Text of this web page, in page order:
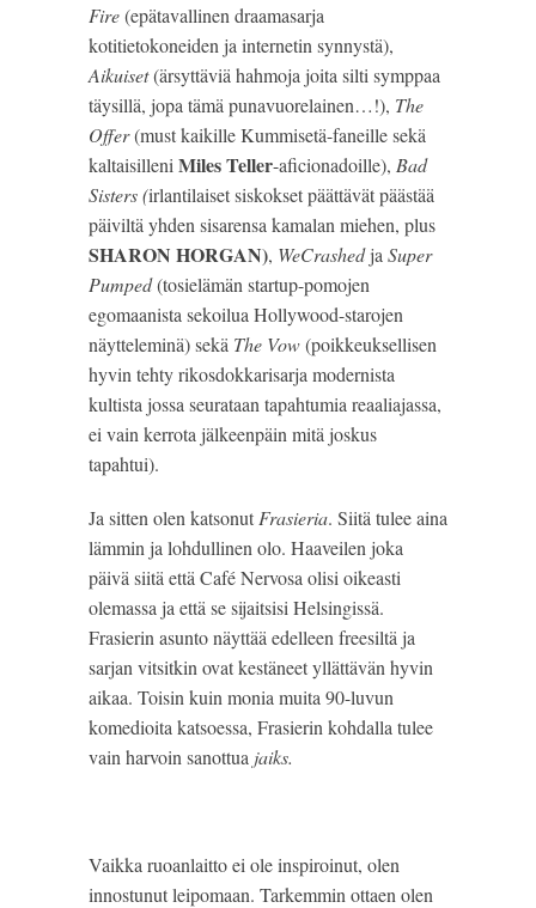
Fire(epätavallinen draamasarja
kotitietokoneiden ja internetin synnystä),
Aikuiset(ärsyttäviä hahmoja joita silti symppaa
täysillä, jopa tämä punavuorelainen…!), The
Offer(must kaikille Kummisetä-faneille sekä
kaltaisilleni Miles Teller-aficionadoille), Bad
Sisters (irlantilaiset siskokset päättävät päästää
päiviltä yhden sisarensa kamalan miehen, plus
SHARON HORGAN), WeCrashedja Super
Pumped(tosielämän startup-pomojen
egomaanista sekoilua Hollywood-starojen
näytteleminä) sekä The Vow(poikkeuksellisen
hyvin tehty rikosdokkarisarja modernista
kultista jossa seurataan tapahtumia reaaliajassa,
ei vain kerrota jälkeenpäin mitä joskus
tapahtui).
Ja sitten olen katsonut Frasieria. Siitä tulee aina
lämmin ja lohdullinen olo. Haaveilen joka
päivä siitä että Café Nervosa olisi oikeasti
olemassa ja että se sijaitsisi Helsingissä.
Frasierin asunto näyttää edelleen freesiltä ja
sarjan vitsitkin ovat kestäneet yllättävän hyvin
aikaa. Toisin kuin monia muita 90-luvun
komedioita katsoessa, Frasierin kohdalla tulee
vain harvoin sanottua jaiks.
Vaikka ruoanlaitto ei ole inspiroinut, olen
innostunut leipomaan. Tarkemmin ottaen olen